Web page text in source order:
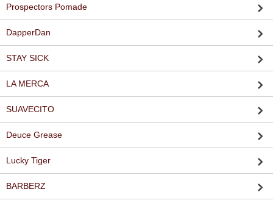
Prospectors Pomade
DapperDan
STAY SICK
LA MERCA
SUAVECITO
Deuce Grease
Lucky Tiger
BARBERZ